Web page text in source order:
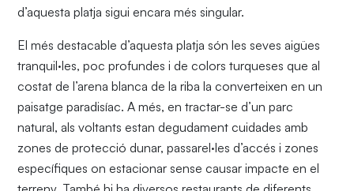
d’aquesta platja sigui encara més singular.
El més destacable d’aquesta platja són les seves aigües
tranquil·les, poc profundes i de colors turqueses que al
costat de l’arena blanca de la riba la converteixen en un
paisatge paradisíac. A més, en tractar-se d’un parc
natural, als voltants estan degudament cuidades amb
zones de protecció dunar, passarel·les d’accés i zones
específiques on estacionar sense causar impacte en el